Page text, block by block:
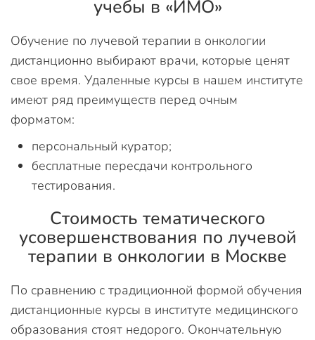
учебы в «ИМО»
Обучение по лучевой терапии в онкологии
дистанционно выбирают врачи, которые ценят
свое время. Удаленные курсы в нашем институте
имеют ряд преимуществ перед очным
форматом:
персональный куратор;
бесплатные пересдачи контрольного
тестирования.
Стоимость тематического
усовершенствования по лучевой
терапии в онкологии в Москве
По сравнению с традиционной формой обучения
дистанционные курсы в институте медицинского
образования стоят недорого. Окончательную